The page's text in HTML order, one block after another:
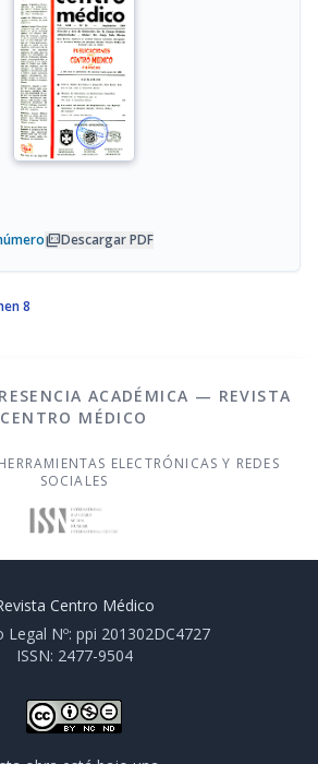
picture_as_pdfDescargar PDF
8
ACADÉMICA — REVISTA
CENTRO MÉDICO
ELECTRÓNICAS Y REDES
SOCIALES
Centro Médico
Legal Nº: ppi 201302DC4727
ISSN: 2477-9504